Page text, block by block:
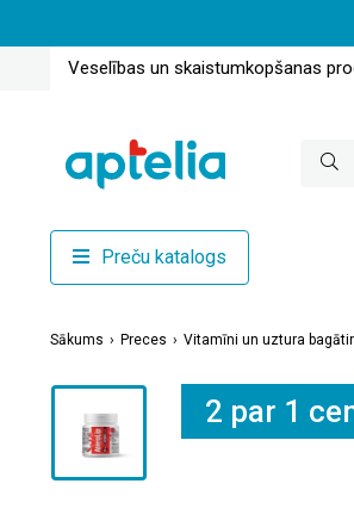
Veselības un skaistumkopšanas
Preču katalogs
Sākums Preces Vitamīni un uztura
2 par 1